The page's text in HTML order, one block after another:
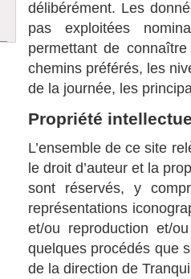
délibérément. Les
pas exploitées
permettant de
chemins préférés, les
de la journée, les
Propriété
L’ensemble de ce site
le droit d’auteur et la
sont réservés, y
représentations
et/ou reproduction et/
quelques procédés que
de la direction de